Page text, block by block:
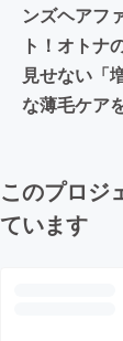
ンズヘアフ
ト！オトナ
見せない「
な薄毛ケア
このプロジ
ています